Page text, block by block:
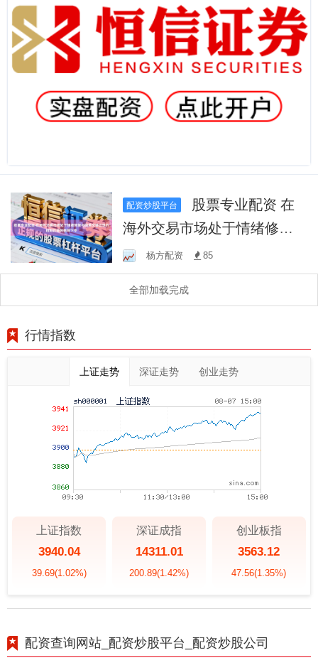
配资炒股平台
海外交易市场处于情绪修复
与回落交替出现的时期的走
势格局下中
杨方配资 85
全部加载完成
行情指数
上证走势 深证走势 创业走势
上证指数
3940.04
39.69(1.02%)
深证成指
14311.01
200.89(1.42%)
创业板指
3563.12
47.56(1.35%)
配资查询网站_配资炒股平台_配资炒股公司